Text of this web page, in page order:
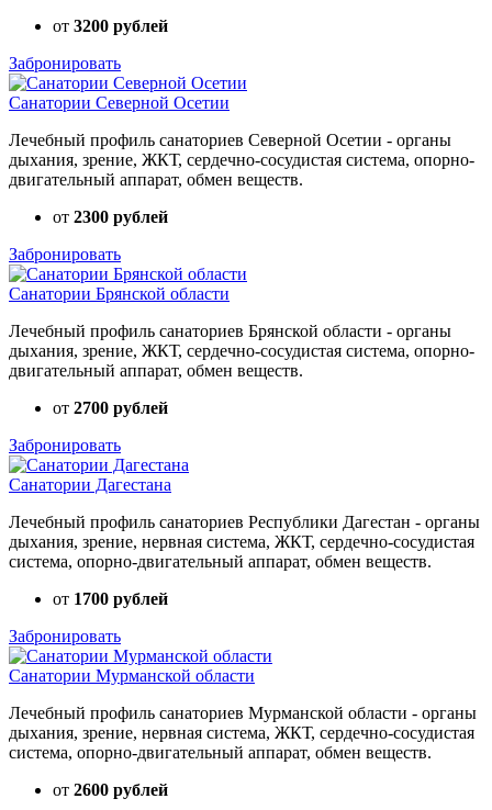
от 3200 рублей
Забронировать
Санатории Северной Осетии
Лечебный профиль санаториев Северной Осетии - органы
дыхания, зрение, ЖКТ, сердечно-сосудистая система, опорно-
двигательный аппарат, обмен веществ.
от 2300 рублей
Забронировать
Санатории Брянской области
Лечебный профиль санаториев Брянской области - органы
дыхания, зрение, ЖКТ, сердечно-сосудистая система, опорно-
двигательный аппарат, обмен веществ.
от 2700 рублей
Забронировать
Санатории Дагестана
Лечебный профиль санаториев Республики Дагестан - органы
дыхания, зрение, нервная система, ЖКТ, сердечно-сосудистая
система, опорно-двигательный аппарат, обмен веществ.
от 1700 рублей
Забронировать
Санатории Мурманской области
Лечебный профиль санаториев Мурманской области - органы
дыхания, зрение, нервная система, ЖКТ, сердечно-сосудистая
система, опорно-двигательный аппарат, обмен веществ.
от 2600 рублей